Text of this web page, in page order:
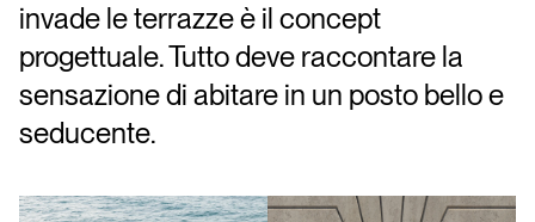
invade le terrazze è il concept
progettuale. Tutto deve raccontare la
sensazione di abitare in un posto bello e
seducente.